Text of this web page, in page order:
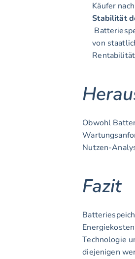
Käufer
Stabilität
von
Obwohl
Nutzen-
Fazit
Technologie
diejenigen